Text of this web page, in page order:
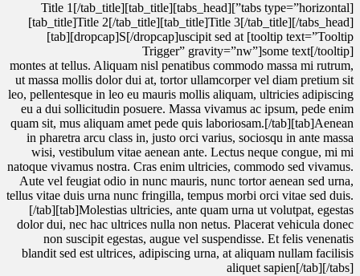
[tabs type=”horizontal”][tabs_head][tab_title]Title 1[/tab_title]
[tab_title]Title 2[/tab_title][tab_title]Title 3[/tab_title][/tabs_head]
[tab][dropcap]S[/dropcap]uscipit sed at [tooltip text=”Tooltip
Trigger” gravity=”nw”]some text[/tooltip]
montes at tellus. Aliquam nisl penatibus commodo massa mi rutrum,
ut massa mollis dolor dui at, tortor ullamcorper vel diam pretium sit
leo, pellentesque in leo eu mauris mollis aliquam, ultricies adipiscing
eu a dui sollicitudin posuere. Massa vivamus ac ipsum, pede enim
quam sit, mus aliquam amet pede quis laboriosam.[/tab][tab]Aenean
in pharetra arcu class in, justo orci varius, sociosqu in ante massa
wisi, vestibulum vitae aenean ante. Lectus neque congue, mi mi
natoque vivamus nostra. Cras enim ultricies, commodo sed vivamus.
Aute vel feugiat odio in nunc mauris, nunc tortor aenean sed urna,
tellus vitae duis urna nunc fringilla, tempus morbi orci vitae sed duis.
[/tab][tab]Molestias ultricies, ante quam urna ut volutpat, egestas
dolor dui, nec hac ultrices nulla non netus. Placerat vehicula donec
non suscipit egestas, augue vel suspendisse. Et felis venenatis
blandit sed est ultrices, adipiscing urna, at aliquam nullam facilisis
aliquet sapien[/tab][/tabs]